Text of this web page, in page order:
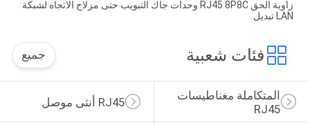
زاوية الحق RJ45 8P8C وحدات جاك التبويب حتى مزلاج الاتجاه لشبكة
LAN تبديل
فئات شعبية جميع
RJ45 أنثى موصل
المتكاملة مغناطيسات
RJ45